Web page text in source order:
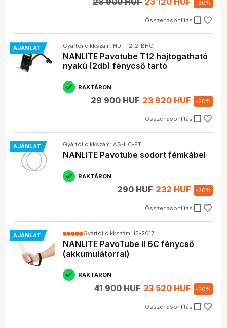
Összehasonlítás check_box_outline_blank
-20%
AJÁNLAT Gyártói cikkszám: HD-T12-2-BHG
NANLITE Pavotube T12 hajtogatható
nyakú (2db) fénycső tartó
RAKTÁRON
Összehasonlítás check_box_outline_blank
29 900 HUF 23 920 HUF -20%
AJÁNLAT Gyártói cikkszám: AS-HC-PT
NANLITE Pavotube sodort fémkábel
RAKTÁRON
Összehasonlítás check_box_outline_blank
290 HUF 232 HUF -20%
AJÁNLAT Gyártói cikkszám: 15-2017
NANLITE PavoTube II 6C fénycső
(akkumulátorral)
RAKTÁRON
Összehasonlítás check_box_outline_blank
41 900 HUF 33 520 HUF -20%